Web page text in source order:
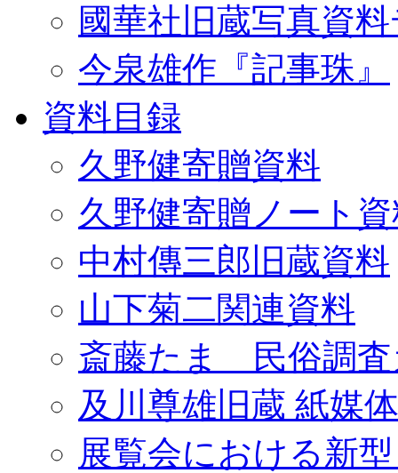
國華社旧蔵写真資
今泉雄作『記事珠』
資料目録
久野健寄贈資料
久野健寄贈ノート
中村傳三郎旧蔵資料
山下菊二関連資料
斎藤たま 民俗調査
及川尊雄旧蔵 紙媒
展覧会における新